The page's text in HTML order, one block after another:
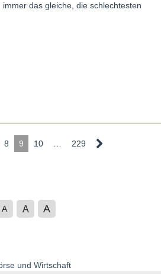
und Wirtschaft
das gleiche, die schlechtesten
8 9 10 229
A A A